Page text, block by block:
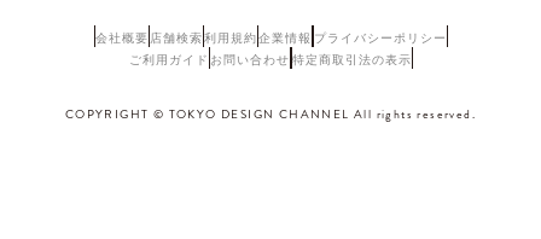
会社概要 店舗検索利用規約企業情報 プライバシーポリシー
ご利用ガイド お問い合わせ 特定商取引法の表示
COPYRIGHT © TOKYO DESIGN CHANNEL All rights reserved.